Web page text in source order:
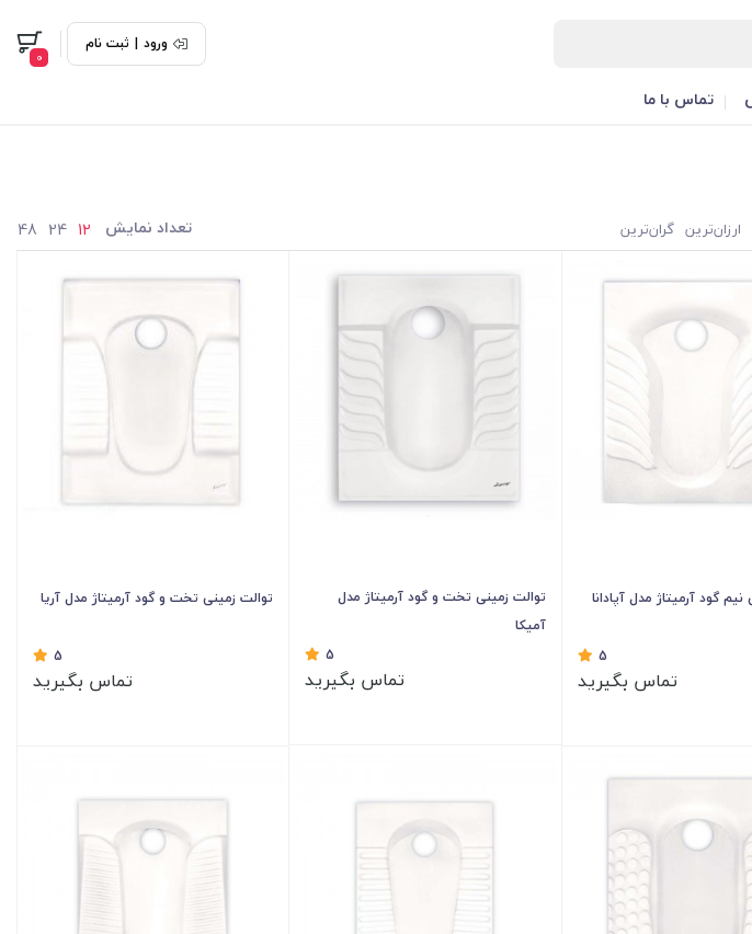
ورود | ثبت نام
0
تماس با ما
ارزان‌ترین گران‌ترین تعداد نمایش 12
24
48
گود آرمیتاژ مدل آپادانا
5
تماس بگیرید
توالت زمینی تخت و گود آرمیتاژ مدل
آمیکا
5
تماس بگیرید
توالت زمینی تخت و گود آرمیتاژ مدل آریا
5
تماس بگیرید